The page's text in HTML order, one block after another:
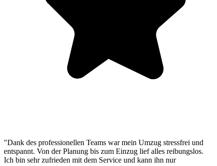
"Dank des professionellen Teams war mein Umzug stressfrei und
entspannt. Von der Planung bis zum Einzug lief alles reibungslos.
Ich bin sehr zufrieden mit dem Service und kann ihn nur